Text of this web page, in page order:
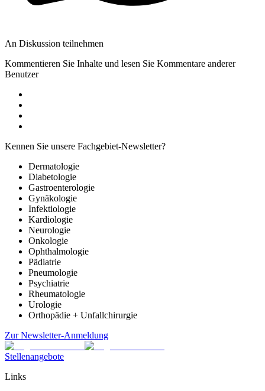
An Diskussion teilnehmen
Kommentieren Sie Inhalte und lesen Sie Kommentare anderer
Benutzer
Kennen Sie unsere Fachgebiet-Newsletter?
Dermatologie
Diabetologie
Gastroenterologie
Gynäkologie
Infektiologie
Kardiologie
Neurologie
Onkologie
Ophthalmologie
Pädiatrie
Pneumologie
Psychiatrie
Rheumatologie
Urologie
Orthopädie + Unfallchirurgie
Zur Newsletter-Anmeldung
Stellenangebote
Links